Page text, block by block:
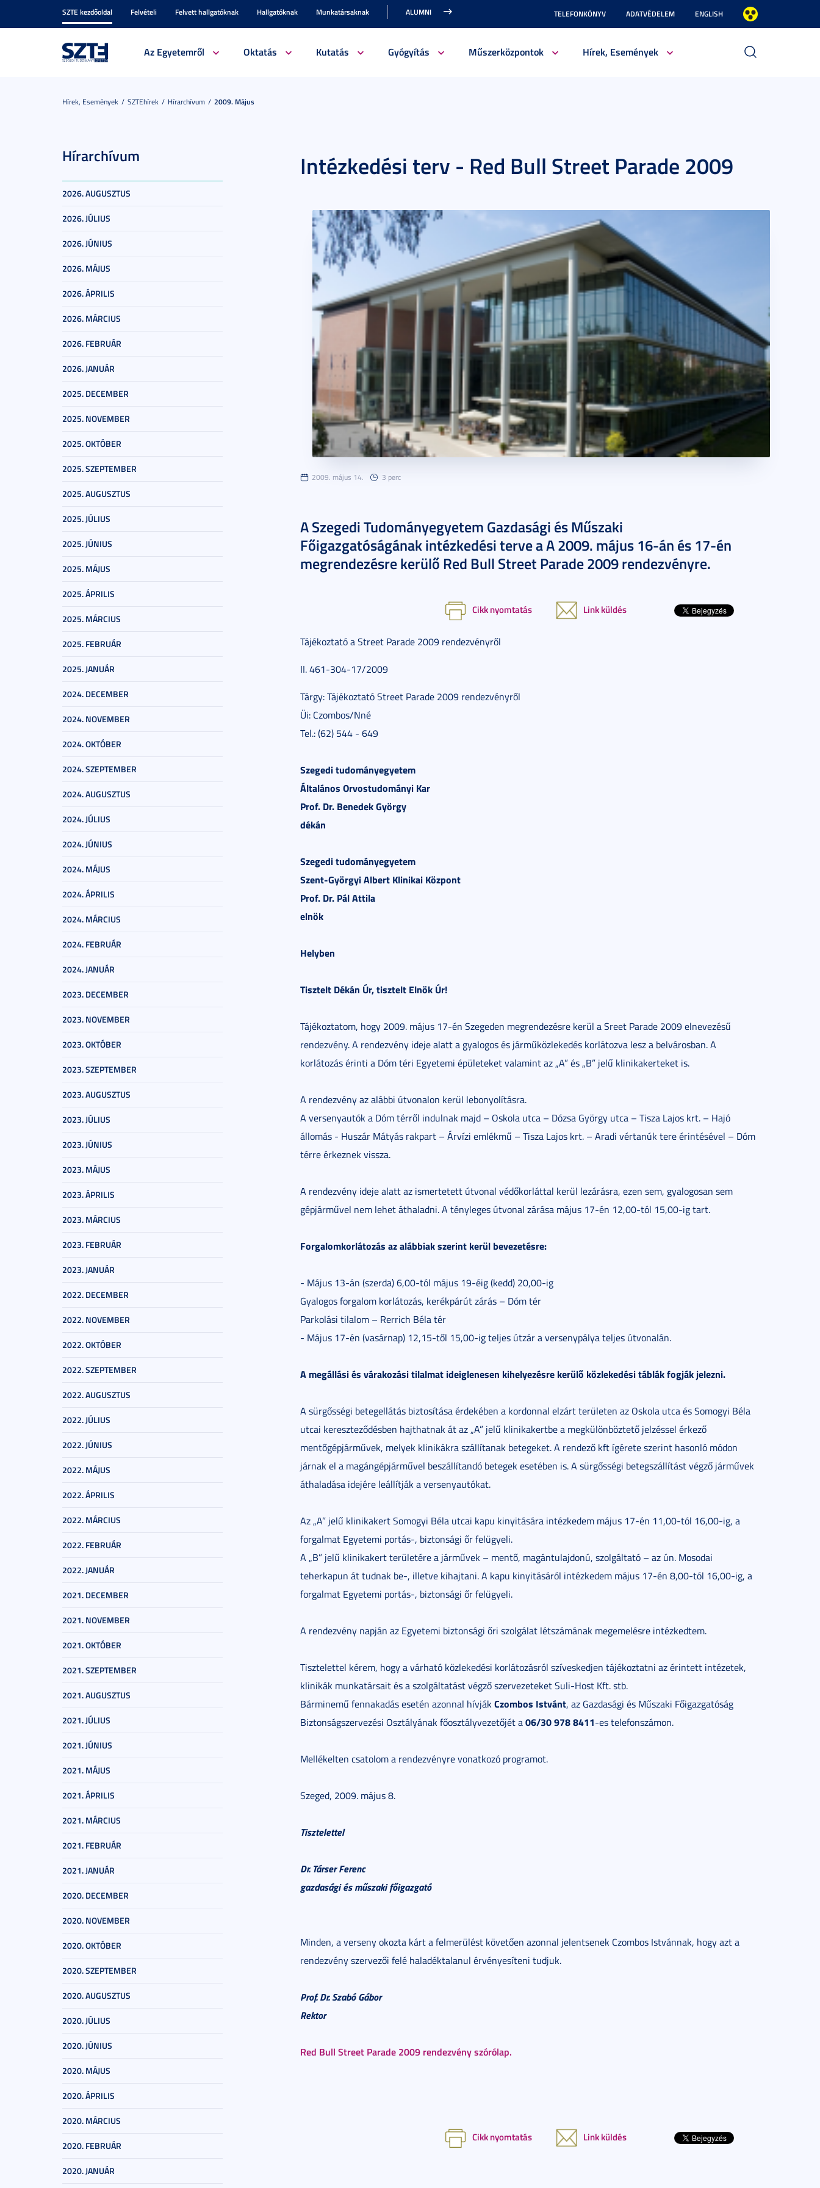
SZTE kezdőoldal Felvételi Felvett hallgatóknak Hallgatóknak Munkatársaknak ALUMNI TELEFONKÖNYV ADATVÉDELEM ENGLISH
Az Egyetemről Oktatás Kutatás Gyógyítás Műszerközpontok Hírek, Események
Hírek, Események SZTEhírek Hírarchívum 2009. Május
Hírarchívum
2026. AUGUSZTUS
2026. JÚLIUS
2026. JÚNIUS
2026. MÁJUS
2026. ÁPRILIS
2026. MÁRCIUS
2026. FEBRUÁR
2026. JANUÁR
2025. DECEMBER
2025. NOVEMBER
2025. OKTÓBER
2025. SZEPTEMBER
2025. AUGUSZTUS
2025. JÚLIUS
2025. JÚNIUS
2025. MÁJUS
2025. ÁPRILIS
2025. MÁRCIUS
2025. FEBRUÁR
2025. JANUÁR
2024. DECEMBER
2024. NOVEMBER
2024. OKTÓBER
2024. SZEPTEMBER
2024. AUGUSZTUS
2024. JÚLIUS
2024. JÚNIUS
2024. MÁJUS
2024. ÁPRILIS
2024. MÁRCIUS
2024. FEBRUÁR
2024. JANUÁR
2023. DECEMBER
2023. NOVEMBER
2023. OKTÓBER
2023. SZEPTEMBER
2023. AUGUSZTUS
2023. JÚLIUS
2023. JÚNIUS
2023. MÁJUS
2023. ÁPRILIS
2023. MÁRCIUS
2023. FEBRUÁR
2023. JANUÁR
2022. DECEMBER
2022. NOVEMBER
2022. OKTÓBER
2022. SZEPTEMBER
2022. AUGUSZTUS
2022. JÚLIUS
2022. JÚNIUS
2022. MÁJUS
2022. ÁPRILIS
2022. MÁRCIUS
2022. FEBRUÁR
2022. JANUÁR
2021. DECEMBER
2021. NOVEMBER
2021. OKTÓBER
2021. SZEPTEMBER
2021. AUGUSZTUS
2021. JÚLIUS
2021. JÚNIUS
2021. MÁJUS
2021. ÁPRILIS
2021. MÁRCIUS
2021. FEBRUÁR
2021. JANUÁR
2020. DECEMBER
2020. NOVEMBER
2020. OKTÓBER
2020. SZEPTEMBER
2020. AUGUSZTUS
2020. JÚLIUS
2020. JÚNIUS
2020. MÁJUS
2020. ÁPRILIS
2020. MÁRCIUS
2020. FEBRUÁR
2020. JANUÁR
Intézkedési terv - Red Bull Street Parade 2009
2009. május 14. 3 perc
A Szegedi Tudományegyetem Gazdasági és Műszaki
Főigazgatóságának intézkedési terve a A 2009. május 16-án és 17-én
megrendezésre kerülő Red Bull Street Parade 2009 rendezvényre.
Cikk nyomtatás Link küldés
Tájékoztató a Street Parade 2009 rendezvényről
II. 461-304-17/2009
Tárgy: Tájékoztató Street Parade 2009 rendezvényről
Üi: Czombos/Nné
Tel.: (62) 544 - 649
Szegedi tudományegyetem
Általános Orvostudományi Kar
Prof. Dr. Benedek György
dékán
Szegedi tudományegyetem
Szent-Györgyi Albert Klinikai Központ
Prof. Dr. Pál Attila
elnök
Helyben
Tisztelt Dékán Úr, tisztelt Elnök Úr!
Tájékoztatom, hogy 2009. május 17-én Szegeden megrendezésre kerül a Sreet Parade 2009 elnevezésű
rendezvény. A rendezvény ideje alatt a gyalogos és járműközlekedés korlátozva lesz a belvárosban. A
korlátozás érinti a Dóm téri Egyetemi épületeket valamint az „A” és „B” jelű klinikakerteket is.
A rendezvény az alábbi útvonalon kerül lebonyolításra.
A versenyautók a Dóm térről indulnak majd – Oskola utca – Dózsa György utca – Tisza Lajos krt. – Hajó
állomás - Huszár Mátyás rakpart – Árvízi emlékmű – Tisza Lajos krt. – Aradi vértanúk tere érintésével – Dóm
térre érkeznek vissza.
A rendezvény ideje alatt az ismertetett útvonal védőkorláttal kerül lezárásra, ezen sem, gyalogosan sem
gépjárművel nem lehet áthaladni. A tényleges útvonal zárása május 17-én 12,00-tól 15,00-ig tart.
Forgalomkorlátozás az alábbiak szerint kerül bevezetésre:
- Május 13-án (szerda) 6,00-tól május 19-éig (kedd) 20,00-ig
Gyalogos forgalom korlátozás, kerékpárút zárás – Dóm tér
Parkolási tilalom – Rerrich Béla tér
- Május 17-én (vasárnap) 12,15-től 15,00-ig teljes útzár a versenypálya teljes útvonalán.
A megállási és várakozási tilalmat ideiglenesen kihelyezésre kerülő közlekedési táblák fogják jelezni.
A sürgősségi betegellátás biztosítása érdekében a kordonnal elzárt területen az Oskola utca és Somogyi Béla
utcai kereszteződésben hajthatnak át az „A” jelű klinikakertbe a megkülönböztető jelzéssel érkező
mentőgépjárművek, melyek klinikákra szállítanak betegeket. A rendező kft ígérete szerint hasonló módon
járnak el a magángépjárművel beszállítandó betegek esetében is. A sürgősségi betegszállítást végző járművek
áthaladása idejére leállítják a versenyautókat.
Az „A” jelű klinikakert Somogyi Béla utcai kapu kinyitására intézkedem május 17-én 11,00-tól 16,00-ig, a
forgalmat Egyetemi portás-, biztonsági őr felügyeli.
A „B” jelű klinikakert területére a járművek – mentő, magántulajdonú, szolgáltató – az ún. Mosodai
teherkapun át tudnak be-, illetve kihajtani. A kapu kinyitásáról intézkedem május 17-én 8,00-tól 16,00-ig, a
forgalmat Egyetemi portás-, biztonsági őr felügyeli.
A rendezvény napján az Egyetemi biztonsági őri szolgálat létszámának megemelésre intézkedtem.
Tisztelettel kérem, hogy a várható közlekedési korlátozásról szíveskedjen tájékoztatni az érintett intézetek,
klinikák munkatársait és a szolgáltatást végző szervezeteket Suli-Host Kft. stb.
Bárminemű fennakadás esetén azonnal hívjákCzombos Istvánt, az Gazdasági és Műszaki Főigazgatóság
Biztonságszervezési Osztályának főosztályvezetőjét a06/30 978 8411-es telefonszámon.
Mellékelten csatolom a rendezvényre vonatkozó programot.
Szeged, 2009. május 8.
Tisztelettel
Dr. Társer Ferenc
gazdasági és műszaki főigazgató
Minden, a verseny okozta kárt a felmerülést követően azonnal jelentsenek Czombos Istvánnak, hogy azt a
rendezvény szervezői felé haladéktalanul érvényesíteni tudjuk.
Prof. Dr. Szabó Gábor
Rektor
Red Bull Street Parade 2009 rendezvény szórólap.
Cikk nyomtatás Link küldés